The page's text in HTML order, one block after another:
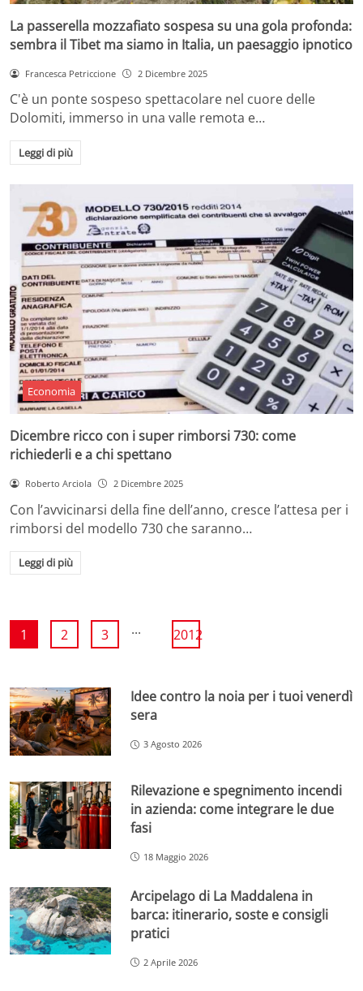
La passerella mozzafiato sospesa su una gola profonda:
sembra il Tibet ma siamo in Italia, un paesaggio ipnotico
Francesca Petriccione 2 Dicembre 2025
C'è un ponte sospeso spettacolare nel cuore delle
Dolomiti, immerso in una valle remota e…
Leggi di più
Economia
Dicembre ricco con i super rimborsi 730: come
richiederli e a chi spettano
Roberto Arciola 2 Dicembre 2025
Con l’avvicinarsi della fine dell’anno, cresce l’attesa per i
rimborsi del modello 730 che saranno…
Leggi di più
1 2 3 ... 2012
Idee contro la noia per i tuoi venerdì
sera
3 Agosto 2026
Rilevazione e spegnimento incendi
in azienda: come integrare le due
fasi
18 Maggio 2026
Arcipelago di La Maddalena in
barca: itinerario, soste e consigli
pratici
2 Aprile 2026